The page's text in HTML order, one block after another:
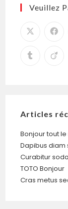
Veuillez
Articles
Bonjour tout
Dapibus diam
Curabitur
TOTO Bonjour
Cras metus